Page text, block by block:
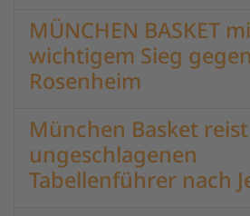
MÜNCHEN BASKET
wichtigem Sieg gegen
Rosenheim
München Basket
ungeschlagenen
Tabellenführer nach